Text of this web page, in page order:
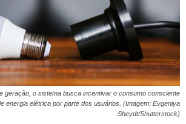
geração, o sistema busca incentivar o consumo consciente
energia elétrica por parte dos usuários. (Imagem: Evgeniya
Sheydt/Shutterstock)